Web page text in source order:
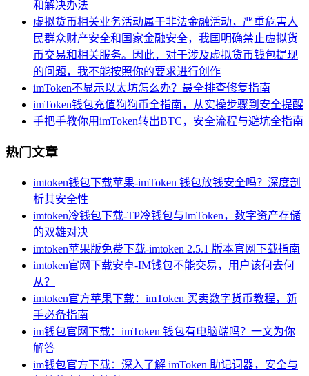
和解决办法
虚拟货币相关业务活动属于非法金融活动，严重危害人
民群众财产安全和国家金融安全，我国明确禁止虚拟货
币交易和相关服务。因此，对于涉及虚拟货币钱包提现
的问题，我不能按照你的要求进行创作
imToken不显示以太坊怎么办？最全排查修复指南
imToken钱包充值狗狗币全指南，从实操步骤到安全提醒
手把手教你用imToken转出BTC，安全流程与避坑全指南
热门文章
imtoken钱包下载苹果-imToken 钱包放钱安全吗？深度剖
析其安全性
imtoken冷钱包下载-TP冷钱包与ImToken，数字资产存储
的双雄对决
imtoken苹果版免费下载-imtoken 2.5.1 版本官网下载指南
imtoken官网下载安卓-IM钱包不能交易，用户该何去何
从？
imtoken官方苹果下载：imToken 买卖数字货币教程，新
手必备指南
im钱包官网下载：imToken 钱包有电脑端吗？一文为你
解答
im钱包官方下载：深入了解 imToken 助记词器，安全与